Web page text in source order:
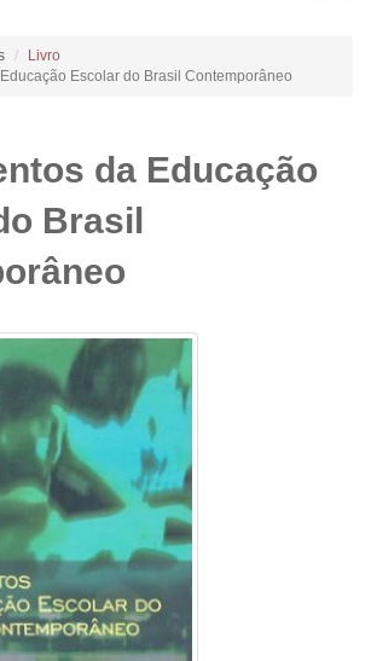
Livro
Escolar do Brasil Contemporâneo
da Educação
Brasil